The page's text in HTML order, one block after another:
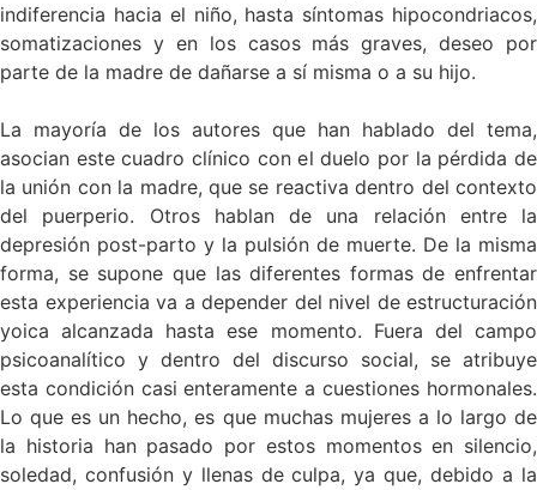
indiferencia hacia el niño, hasta síntomas hipocondriacos,
somatizaciones y en los casos más graves, deseo por
parte de la madre de dañarse a sí misma o a su hijo.
La mayoría de los autores que han hablado del tema,
asocian este cuadro clínico con el duelo por la pérdida de
la unión con la madre, que se reactiva dentro del contexto
del puerperio. Otros hablan de una relación entre la
depresión post-parto y la pulsión de muerte. De la misma
forma, se supone que las diferentes formas de enfrentar
esta experiencia va a depender del nivel de estructuración
yoica alcanzada hasta ese momento. Fuera del campo
psicoanalítico y dentro del discurso social, se atribuye
esta condición casi enteramente a cuestiones hormonales.
Lo que es un hecho, es que muchas mujeres a lo largo de
la historia han pasado por estos momentos en silencio,
soledad, confusión y llenas de culpa, ya que, debido a la